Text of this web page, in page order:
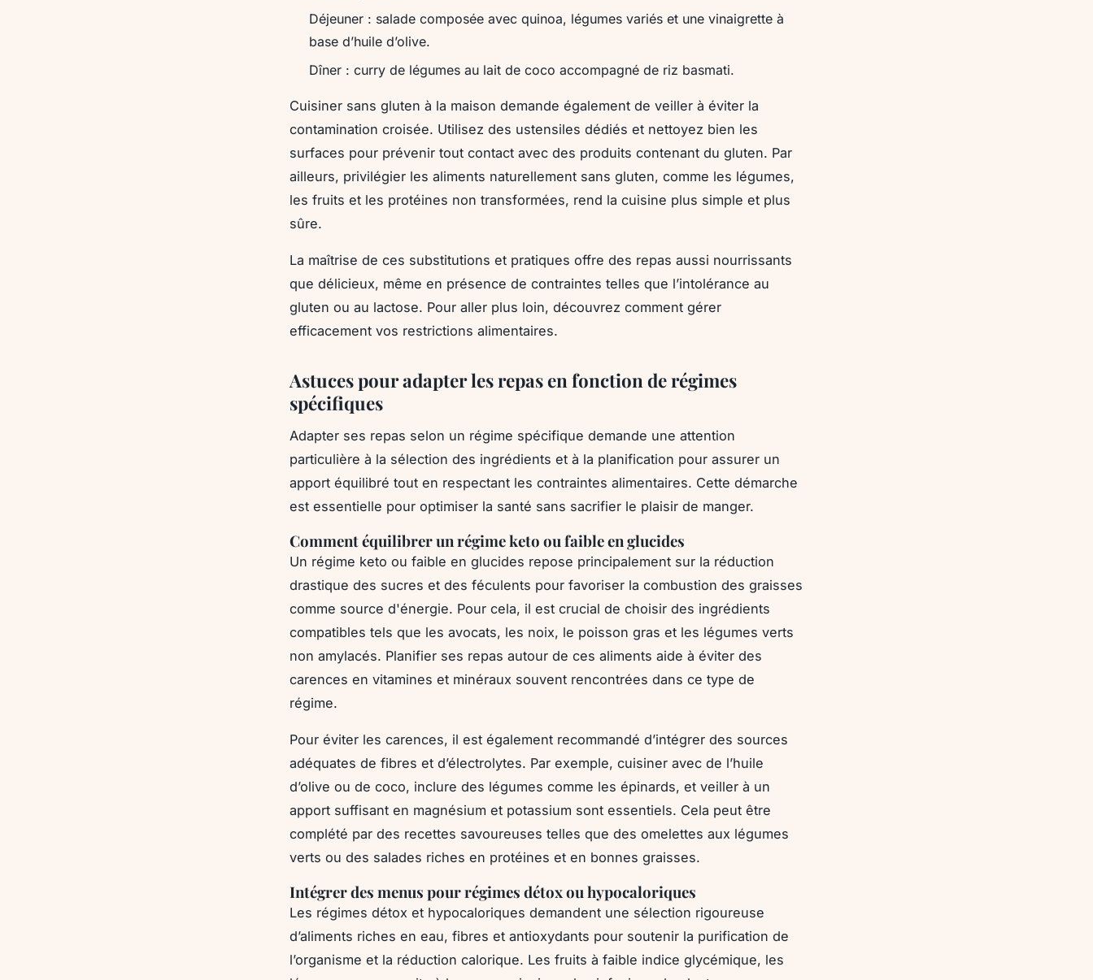
Déjeuner : salade composée avec quinoa, légumes variés et une vinaigrette à
base d’huile d’olive.
Dîner : curry de légumes au lait de coco accompagné de riz basmati.
Cuisiner sans gluten à la maison demande également de veiller à éviter la
contamination croisée. Utilisez des ustensiles dédiés et nettoyez bien les
surfaces pour prévenir tout contact avec des produits contenant du gluten. Par
ailleurs, privilégier les aliments naturellement sans gluten, comme les légumes,
les fruits et les protéines non transformées, rend la cuisine plus simple et plus
sûre.
La maîtrise de ces substitutions et pratiques offre des repas aussi nourrissants
que délicieux, même en présence de contraintes telles que l’intolérance au
gluten ou au lactose. Pour aller plus loin, découvrez comment gérer
efficacement vos restrictions alimentaires.
Astuces pour adapter les repas en fonction de régimes
spécifiques
Adapter ses repas selon un régime spécifique demande une attention
particulière à la sélection des ingrédients et à la planification pour assurer un
apport équilibré tout en respectant les contraintes alimentaires. Cette démarche
est essentielle pour optimiser la santé sans sacrifier le plaisir de manger.
Comment équilibrer un régime keto ou faible en glucides
Un régime keto ou faible en glucides repose principalement sur la réduction
drastique des sucres et des féculents pour favoriser la combustion des graisses
comme source d'énergie. Pour cela, il est crucial de choisir des ingrédients
compatibles tels que les avocats, les noix, le poisson gras et les légumes verts
non amylacés. Planifier ses repas autour de ces aliments aide à éviter des
carences en vitamines et minéraux souvent rencontrées dans ce type de
régime.
Pour éviter les carences, il est également recommandé d’intégrer des sources
adéquates de fibres et d’électrolytes. Par exemple, cuisiner avec de l’huile
d’olive ou de coco, inclure des légumes comme les épinards, et veiller à un
apport suffisant en magnésium et potassium sont essentiels. Cela peut être
complété par des recettes savoureuses telles que des omelettes aux légumes
verts ou des salades riches en protéines et en bonnes graisses.
Intégrer des menus pour régimes détox ou hypocaloriques
Les régimes détox et hypocaloriques demandent une sélection rigoureuse
d’aliments riches en eau, fibres et antioxydants pour soutenir la purification de
l’organisme et la réduction calorique. Les fruits à faible indice glycémique, les